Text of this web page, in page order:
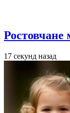
Ростовчане
17 секунд назад